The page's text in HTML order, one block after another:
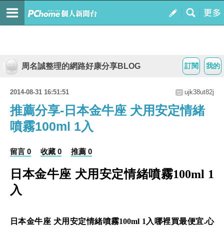
我的
訂閱
周名誠整理的網路好康分享BLOG
2014-08-31 16:51:51 ujk38ut82j
推薦分享-日本金牛座 犬用安定情緒
噴霧100ml 1入
留言 0 收藏 0 推薦 0
日本金牛座 犬用安定情緒噴霧100ml 1
入
日本金牛座 犬用安定情緒噴霧100ml 1入哪裡買最便宜.心